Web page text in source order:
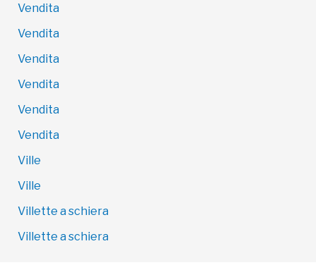
Vendita
Vendita
Vendita
Vendita
Vendita
Vendita
Ville
Ville
Villette a schiera
Villette a schiera